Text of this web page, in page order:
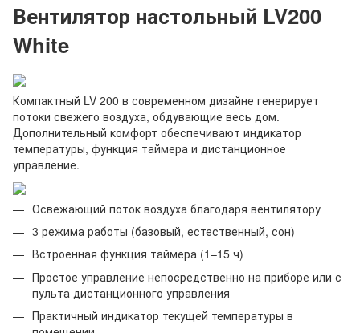
Вентилятор настольный LV200
White
Компактный LV 200 в современном дизайне генерирует
потоки свежего воздуха, обдувающие весь дом.
Дополнительный комфорт обеспечивают индикатор
температуры, функция таймера и дистанционное
управление.
Освежающий поток воздуха благодаря вентилятору
3 режима работы (базовый, естественный, сон)
Встроенная функция таймера (1–15 ч)
Простое управление непосредственно на приборе или с
пульта дистанционного управления
Практичный индикатор текущей температуры в